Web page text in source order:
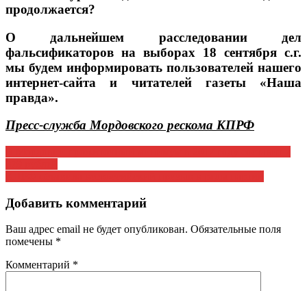
продолжается?
О дальнейшем расследовании дел
фальсификаторов на выборах 18 сентября с.г.
мы будем информировать пользователей нашего
интернет-сайта и читателей газеты «Наша
правда».
Пресс-служба Мордовского рескома КПРФ
Навигация
по
Добавить комментарий
Ваш адрес email не будет опубликован. Обязательные поля
помечены *
Комментарий *